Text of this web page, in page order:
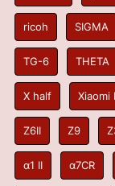
ricoh SIGMA
TG-6 THETA
X half Xiaomi
Z6II Z9
α1 II α7CR